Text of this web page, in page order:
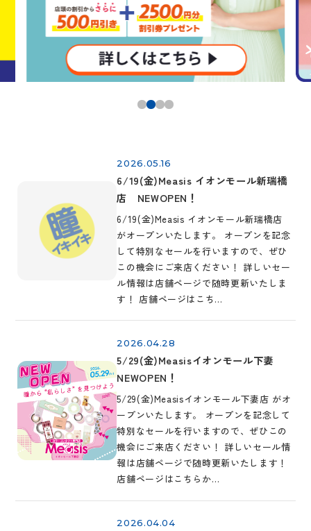
2026.05.16
6/19(金)Measis イオンモール新瑞橋
店 NEWOPEN！
6/19(金)Measis イオンモール新瑞橋店
がオープンいたします。 オープンを記念
して特別なセールを行いますので、ぜひ
この機会にご来店ください！ 詳しいセー
ル情報は店舗ページで随時更新いたしま
す！ 店舗ページはこち…
2026.04.28
5/29(金)Measisイオンモール下妻
NEWOPEN！
5/29(金)Measisイオンモール下妻店 がオ
ープンいたします。 オープンを記念して
特別なセールを行いますので、ぜひこの
機会にご来店ください！ 詳しいセール情
報は店舗ページで随時更新いたします！
店舗ページはこちらか…
2026.04.04